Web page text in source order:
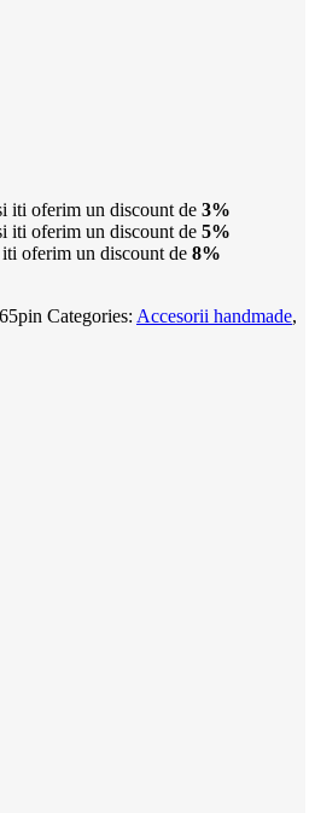
iti oferim un discount de 3%
iti oferim un discount de 5%
oferim un discount de 8%
Categories: Accesorii handmade,